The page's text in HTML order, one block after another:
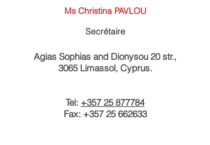
Ms Christina PAVLOU
Secrétaire
Agias Sophias and Dionysou 20 str.,
3065 Limassol, Cyprus.
Tel: +357 25 877784
Fax: +357 25 662633